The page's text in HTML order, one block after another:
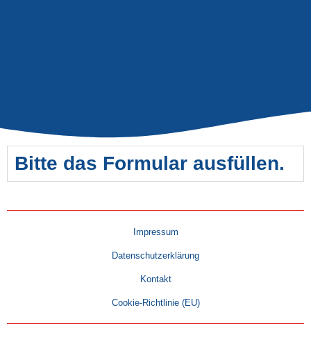
Bitte das Formular ausfüllen.
Impressum
Datenschutzerklärung
Kontakt
Cookie-Richtlinie (EU)